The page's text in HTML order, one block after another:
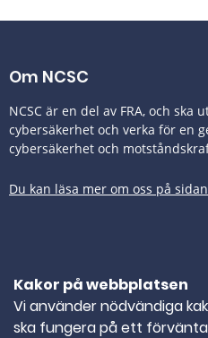
Om NCSC
NCSC är en del av FRA, och ska
cybersäkerhet och verka för en
cybersäkerhet och
Du kan läsa mer om oss på
Kontakta oss
TELEFONNUMMER
Kakor på webbplatsen
Vi använder nödvändiga
ska fungera på ett